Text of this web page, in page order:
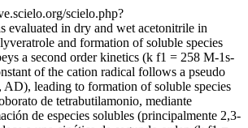
scielo.php?
evaluated in dry and wet acetonitrile in
and formation of soluble species
a second order kinetics (k f1 = 258 M-1s-
of the cation radical follows a pseudo
leading to formation of soluble species
de tetrabutilamonio, mediante
de especies solubles (principalmente 2,3-